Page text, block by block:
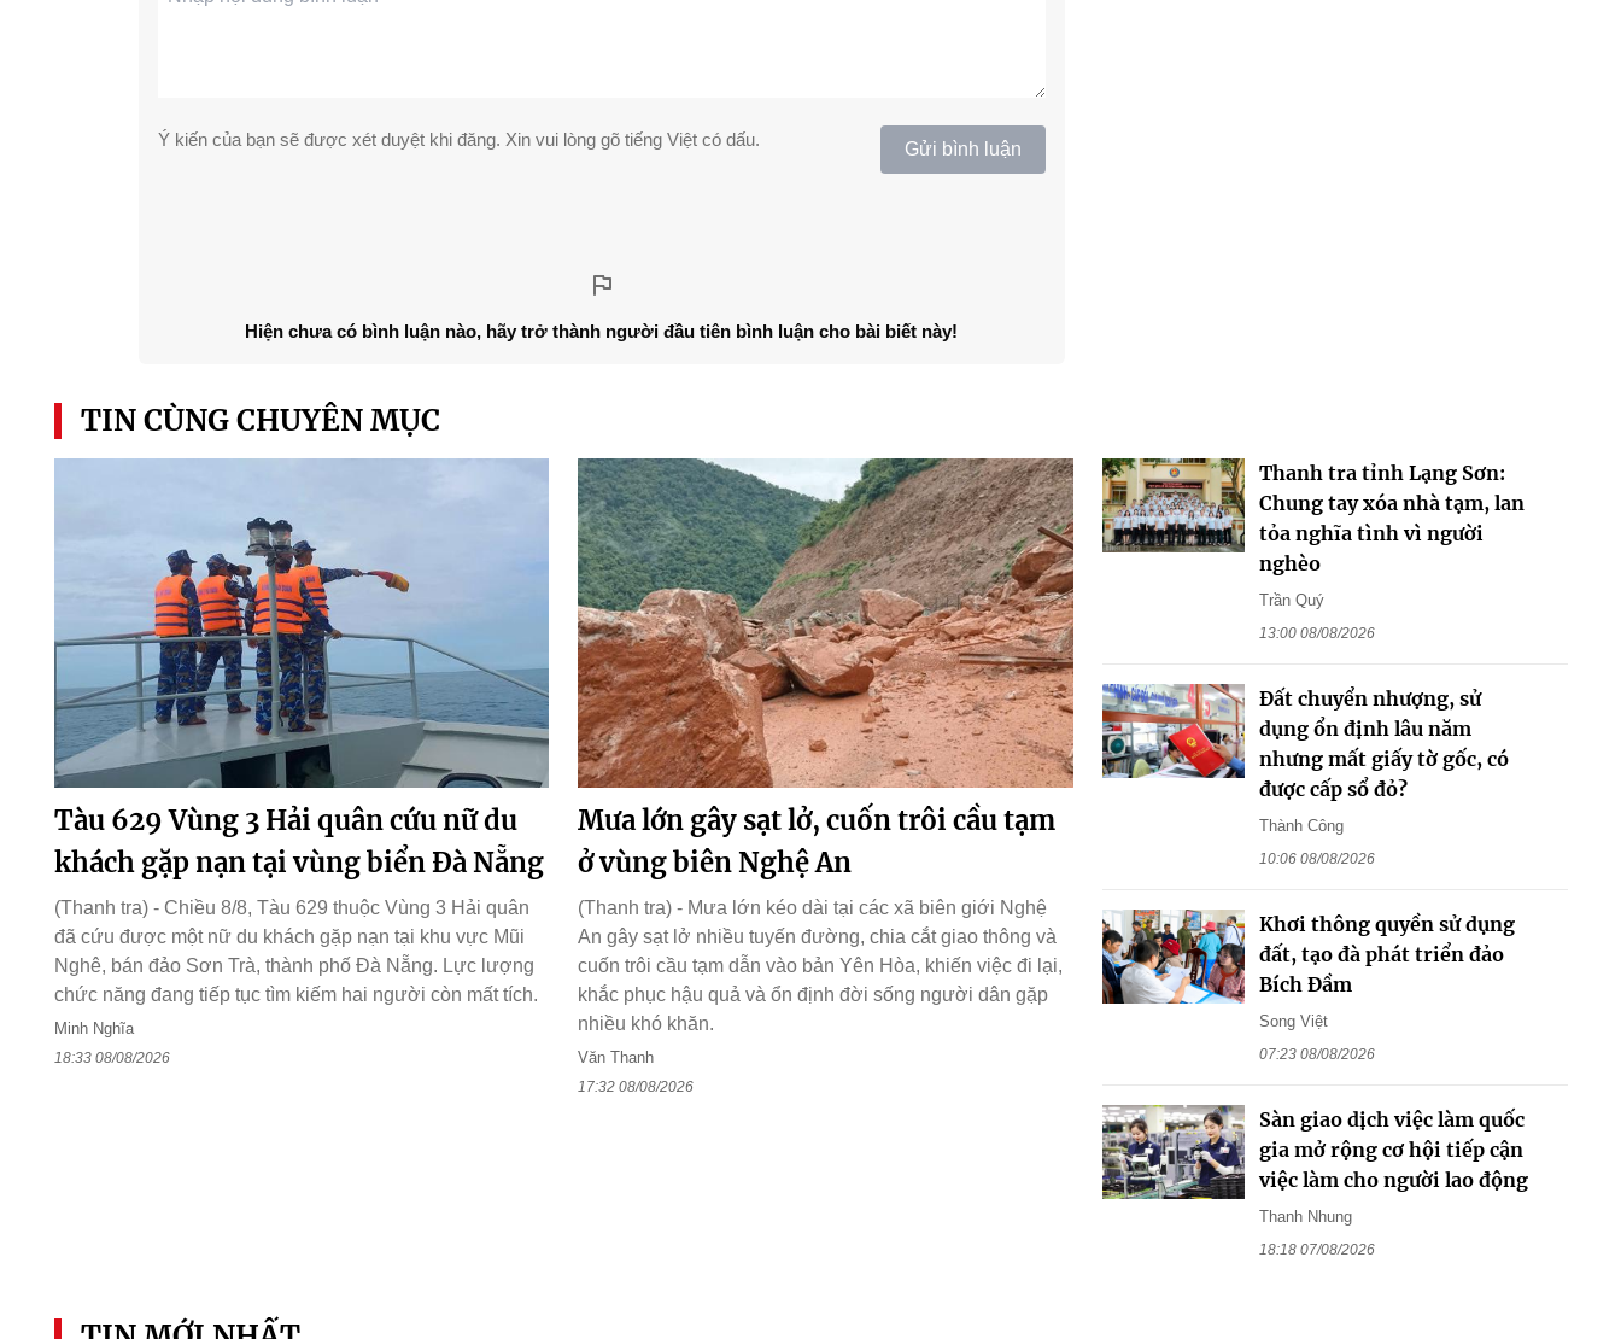
Ý kiến của bạn sẽ được xét duyệt khi đăng. Xin vui lòng gõ tiếng Việt có dấu. Gửi bình luận
Hiện chưa có bình luận nào, hãy trở thành người đầu tiên bình luận cho bài biết này!
TIN CÙNG CHUYÊN MỤC
Tàu 629 Vùng 3 Hải quân cứu nữ du
khách gặp nạn tại vùng biển Đà Nẵng
(Thanh tra) - Chiều 8/8, Tàu 629 thuộc Vùng 3 Hải quân
đã cứu được một nữ du khách gặp nạn tại khu vực Mũi
Nghê, bán đảo Sơn Trà, thành phố Đà Nẵng. Lực lượng
chức năng đang tiếp tục tìm kiếm hai người còn mất tích.
Minh Nghĩa
18:33 08/08/2026
Mưa lớn gây sạt lở, cuốn trôi cầu tạm
ở vùng biên Nghệ An
(Thanh tra) - Mưa lớn kéo dài tại các xã biên giới Nghệ
An gây sạt lở nhiều tuyến đường, chia cắt giao thông và
cuốn trôi cầu tạm dẫn vào bản Yên Hòa, khiến việc đi lại,
khắc phục hậu quả và ổn định đời sống người dân gặp
nhiều khó khăn.
Văn Thanh
17:32 08/08/2026
Thanh tra tỉnh Lạng Sơn:
Chung tay xóa nhà tạm, lan
tỏa nghĩa tình vì người
nghèo
Trần Quý
13:00 08/08/2026
Đất chuyển nhượng, sử
dụng ổn định lâu năm
nhưng mất giấy tờ gốc, có
được cấp sổ đỏ?
Thành Công
10:06 08/08/2026
Khơi thông quyền sử dụng
đất, tạo đà phát triển đảo
Bích Đầm
Song Việt
07:23 08/08/2026
Sàn giao dịch việc làm quốc
gia mở rộng cơ hội tiếp cận
việc làm cho người lao động
Thanh Nhung
18:18 07/08/2026